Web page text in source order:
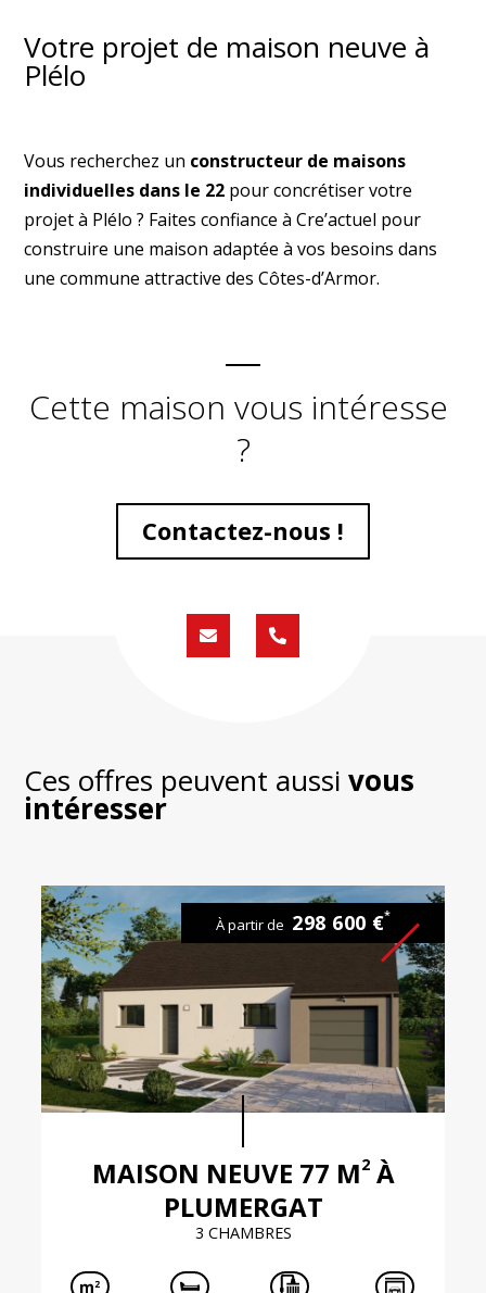
Votre projet de maison neuve à
Plélo
Vous recherchez un constructeur de maisons
individuelles dans le 22 pour concrétiser votre
projet à Plélo ? Faites confiance à Cre’actuel pour
construire une maison adaptée à vos besoins dans
une commune attractive des Côtes-d’Armor.
Cette maison vous intéresse
?
Contactez-nous !
Formulaire
de
02
59
Ces offres peuvent aussivous
intéresser
MAISON NEUVE 77 M2À
PLUMERGAT
3 CHAMBRES
À partir de 298 600 €*